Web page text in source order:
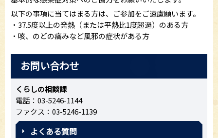
以下の事項に当てはまる方は、ご参加をご遠慮願います。
・37.5度以上の発熱（または平熱比1度超過）のある方
・咳、のどの痛みなど風邪の症状がある方
お問い合わせ
くらしの相談課
電話：03-5246-1144
ファクス：03-5246-1139
よくある質問